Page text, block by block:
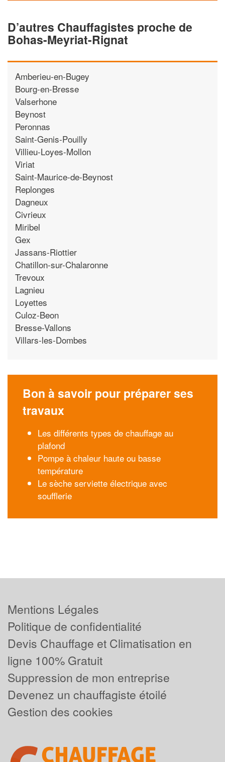
D’autres Chauffagistes proche de
Bohas-Meyriat-Rignat
Amberieu-en-Bugey
Bourg-en-Bresse
Valserhone
Beynost
Peronnas
Saint-Genis-Pouilly
Villieu-Loyes-Mollon
Viriat
Saint-Maurice-de-Beynost
Replonges
Dagneux
Civrieux
Miribel
Gex
Jassans-Riottier
Chatillon-sur-Chalaronne
Trevoux
Lagnieu
Loyettes
Culoz-Beon
Bresse-Vallons
Villars-les-Dombes
Bon à savoir pour préparer ses
travaux
Les différents types de chauffage au
plafond
Pompe à chaleur haute ou basse
température
Le sèche serviette électrique avec
soufflerie
Mentions Légales
Politique de confidentialité
Devis Chauffage et Climatisation en
ligne 100% Gratuit
Suppression de mon entreprise
Devenez un chauffagiste étoilé
Gestion des cookies